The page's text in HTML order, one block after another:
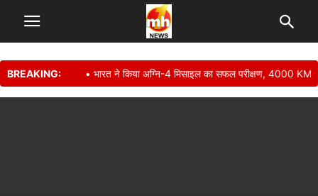
BREAKING: • भारत ने किया अग्नि-4 मिसाइल का सफल परीक्षण, 4000 KM तक